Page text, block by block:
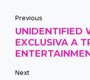
Previous
UNIDENTIFIED
EXCLUSIVA A
Next